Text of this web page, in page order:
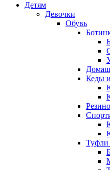
Детям
Девочки
Обувь
Кеды
Туфли